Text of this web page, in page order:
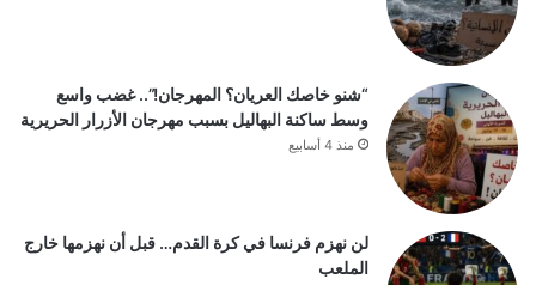
“شنو خاصك العريان؟ المهرجان!”.. غضب واسع
وسط ساكنة البهاليل بسبب مهرجان الأزرار الحريرية
منذ 4 أسابيع
لن نهزم فرنسا في كرة القدم… قبل أن نهزمها خارج
الملعب